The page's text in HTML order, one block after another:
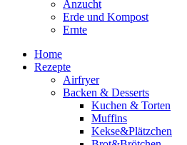
Anzucht
Erde und Kompost
Ernte
Home
Rezepte
Airfryer
Backen & Desserts
Kuchen & Torten
Muffins
Kekse&Plätzchen